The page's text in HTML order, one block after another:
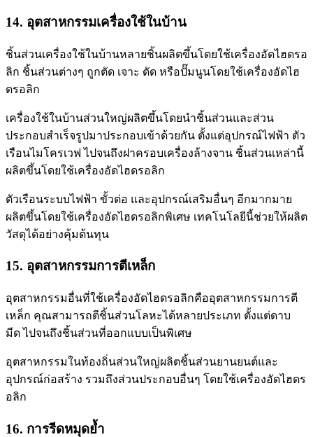
14. อุตสาหกรรมเครื่องใช้ในบ้าน
ชิ้นส่วนเครื่องใช้ในบ้านหลายชิ้นผลิตขึ้นโดยใช้เครื่องอัดไฮดรอ
ลิก ชิ้นส่วนต่างๆ ถูกตัด เจาะ ดัด หรือปั๊มนูนโดยใช้เครื่องอัดไฮ
ดรอลิก
เครื่องใช้ในบ้านส่วนใหญ่ผลิตขึ้นโดยนำชิ้นส่วนและส่วน
ประกอบสำเร็จรูปมาประกอบเข้าด้วยกัน ตั้งแต่อุปกรณ์ไฟฟ้า ตัว
เรือนไมโครเวฟ ไปจนถึงฝาครอบเครื่องล้างจาน ชิ้นส่วนเหล่านี้
ผลิตขึ้นโดยใช้เครื่องอัดไฮดรอลิก
ตัวเรือนระบบไฟฟ้า ขั้วต่อ และอุปกรณ์เสริมอื่นๆ อีกมากมาย
ผลิตขึ้นโดยใช้เครื่องอัดไฮดรอลิกพิเศษ เทคโนโลยีนี้ช่วยให้ผลิต
วัสดุได้อย่างคุ้มต้นทุน
15. อุตสาหกรรมการตีเหล็ก
อุตสาหกรรมอื่นที่ใช้เครื่องอัดไฮดรอลิกคืออุตสาหกรรมการตี
เหล็ก คุณสามารถตีชิ้นส่วนโลหะได้หลายประเภท ตั้งแต่ดาบ
มีด ไปจนถึงชิ้นส่วนที่ออกแบบเป็นพิเศษ
อุตสาหกรรมในท้องถิ่นส่วนใหญ่ผลิตชิ้นส่วนยานยนต์และ
อุปกรณ์ก่อสร้าง รวมถึงส่วนประกอบอื่นๆ โดยใช้เครื่องอัดไฮดร
อลิก
16. การรีดหมุดย้ำ